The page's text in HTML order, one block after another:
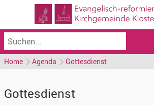
Home Agenda Gottesdienst
Gottesdienst